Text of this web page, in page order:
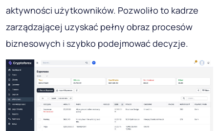
aktywności użytkowników. Pozwoliło to kadrze
zarządzającej uzyskać pełny obraz procesów
biznesowych i szybko podejmować decyzje.